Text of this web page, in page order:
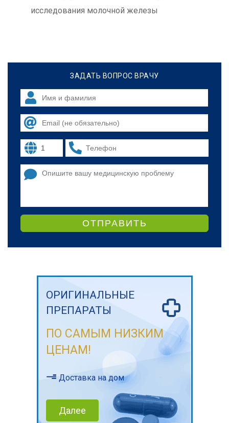
исследования молочной железы
ЗАДАТЬ ВОПРОС ВРАЧУ
ОТПРАВИТЬ
ОРИГИНАЛЬНЫЕ
ПРЕПАРАТЫ
ПО САМЫМ НИЗКИМ
ЦЕНАМ!
Доставка на дом
Далее